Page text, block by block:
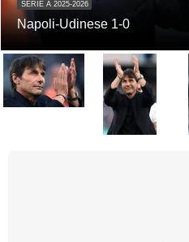
SERIE A 2025-2026
Napoli-Udinese 1-0